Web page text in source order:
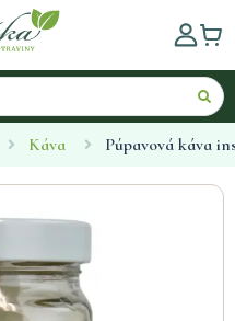
Káva Púpavová káva